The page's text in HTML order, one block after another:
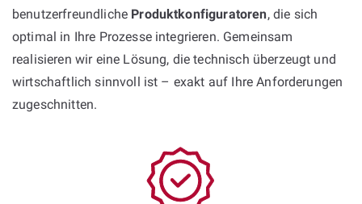
benutzerfreundliche Produktkonfiguratoren, die sich
optimal in Ihre Prozesse integrieren. Gemeinsam
realisieren wir eine Lösung, die technisch überzeugt und
wirtschaftlich sinnvoll ist – exakt auf Ihre Anforderungen
zugeschnitten.